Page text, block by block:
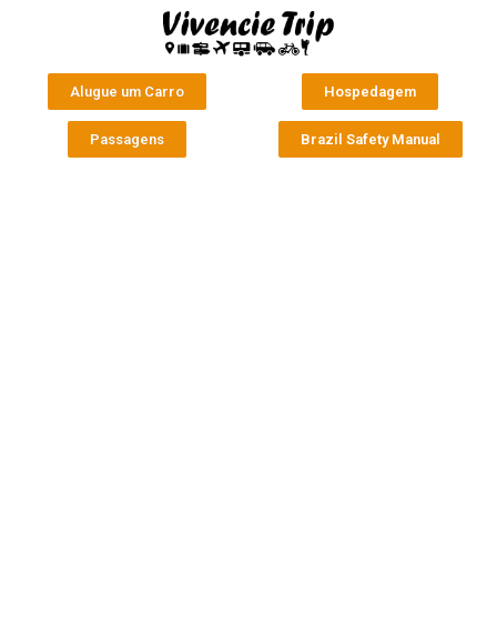
Alugue um Carro Hospedagem
Passagens Brazil Safety Manual